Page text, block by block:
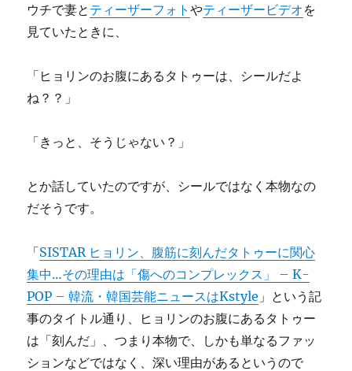
ウチで妻と ティーザーフォトやティーザービデオを
見ていたときに、
「ヒョリンのお腹にあるタトゥーは、シールだよ
ね？？」
「きっと、そうじゃない？」
とか話していたのですが、シールではなく本物なの
だそうです。
「SISTAR ヒョリン、腹筋に刻んだタトゥーに関心
集中…その理由は「傷へのコンプレックス」 – K-
POP – 韓流・韓国芸能ニュースはKstyle 」という記
事のタイトル通り、ヒョリンのお腹にあるタトゥー
は「刻んだ」、つまり本物で、しかも単なるファッ
ションなどではなく、深い理由があるというので